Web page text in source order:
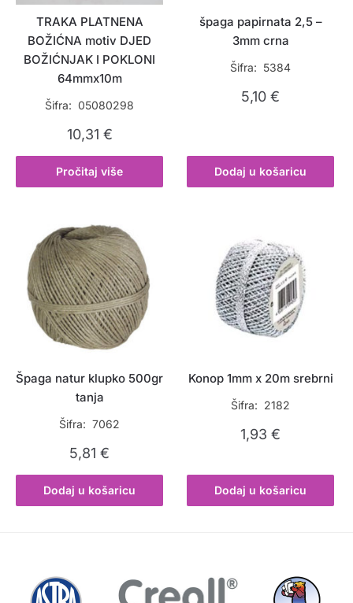
TRAKA PLATNENA
BOŽIĆNA motiv DJED
BOŽIĆNJAK I POKLONI
64mmx10m
Šifra: 05080298
10,31 €
Pročitaj više
špaga papirnata 2,5 –
3mm crna
Šifra: 5384
5,10€
Dodaj u košaricu
Špaga natur klupko 500gr
tanja
Šifra: 7062
5,81€
Dodaj u košaricu
Konop 1mm x 20m srebrni
Šifra: 2182
1,93€
Dodaj u košaricu